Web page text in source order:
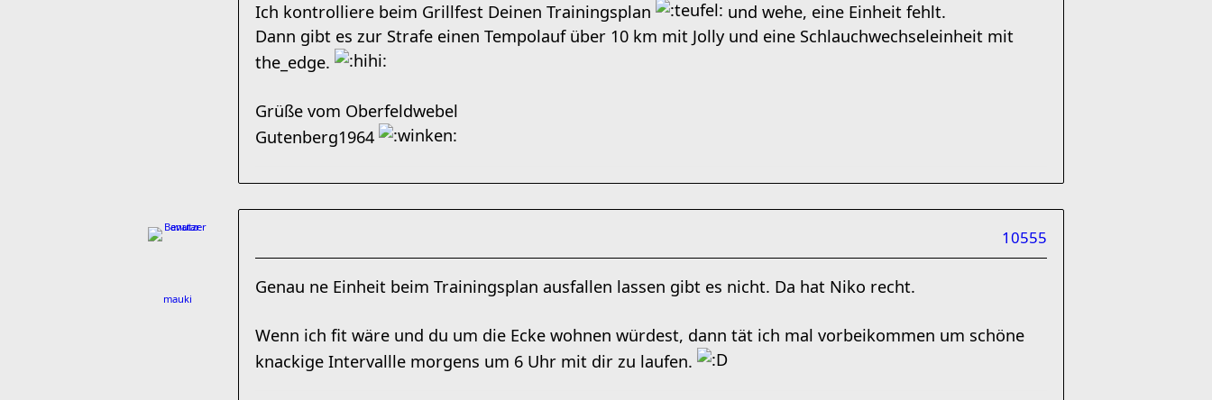
Ich kontrolliere beim Grillfest Deinen Trainingsplan
und wehe, eine Einheit fehlt.
Dann gibt es zur Strafe einen Tempolauf über 10 km mit Jolly und eine Schlauchwechseleinheit mit
the_edge.
Grüße vom Oberfeldwebel
Gutenberg1964
mauki
10555
Genau ne Einheit beim Trainingsplan ausfallen lassen gibt es nicht. Da hat Niko recht.
Wenn ich fit wäre und du um die Ecke wohnen würdest, dann tät ich mal vorbeikommen um schöne
knackige Intervallle morgens um 6 Uhr mit dir zu laufen.